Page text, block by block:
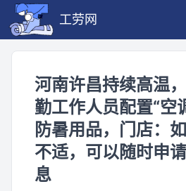
工劳网
河南许昌持续高温
勤工作人员配置“空
防暑用品，门店：
不适，可以随时申
息